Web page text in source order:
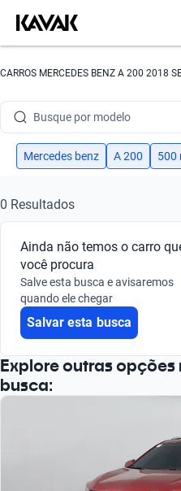
CARROS MERCEDES BENZ A 200 2018
Busque por modelo
Busque por versão
Busque por marca
Busque por modelo
Busque por versão
Mercedes benz A 200 500
0 Resultados
Ainda não temos o carro
você procura
Salve esta busca e avisaremos
quando ele chegar
Salvar esta busca
Explore outras
busca: